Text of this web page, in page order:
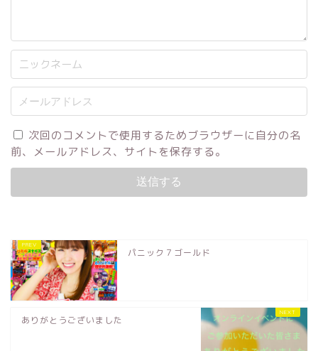
次回のコメントで使用するためブラウザーに自分の名
前、メールアドレス、サイトを保存する。
パニック７ゴールド
ありがとうございました